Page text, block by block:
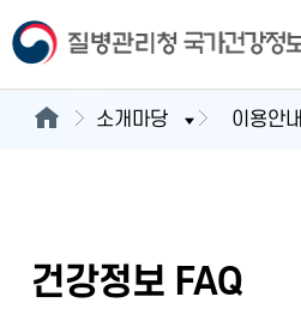
소개마당 이용안내
건강정보 FAQ